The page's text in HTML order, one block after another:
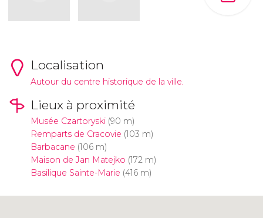
Localisation
Autour du centre historique de la ville.
Lieux à proximité
Musée Czartoryski(90 m)
Remparts de Cracovie (103 m)
Barbacane (106 m)
Maison de Jan Matejko (172 m)
Basilique Sainte-Marie (416 m)